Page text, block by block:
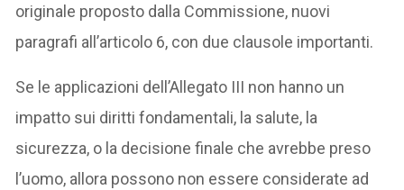
originale proposto dalla Commissione, nuovi
paragrafi all’articolo 6, con due clausole importanti.
Se le applicazioni dell’Allegato III non hanno un
impatto sui diritti fondamentali, la salute, la
sicurezza, o la decisione finale che avrebbe preso
l’uomo, allora possono non essere considerate ad